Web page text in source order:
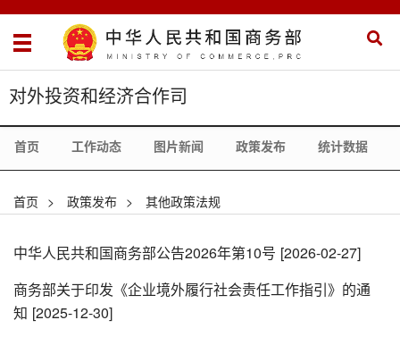
对外投资和经济合作司
首页 工作动态 图片新闻 政策发布 统计数据
首页 > 政策发布 > 其他政策法规
中华人民共和国商务部公告2026年第10号 [2026-02-27]
商务部关于印发《企业境外履行社会责任工作指引》的通
知 [2025-12-30]